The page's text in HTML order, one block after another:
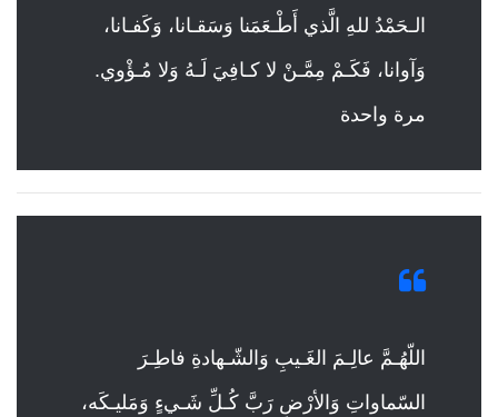
الـحَمْدُ للهِ الَّذي أَطْـعَمَنا وَسَقـانا، وَكَفـانا،
وَآوانا، فَكَـمْ مِمَّـنْ لا كـافِيَ لَـهُ وَلا مُـؤْوي.
مرة واحدة
اللّهُـمَّ عالِـمَ الغَـيبِ وَالشّـهادةِ فاطِـرَ
السّماواتِ وَالأرْضِ رَبَّ كُـلِّ شَـيءٍ وَمَليـكَه،